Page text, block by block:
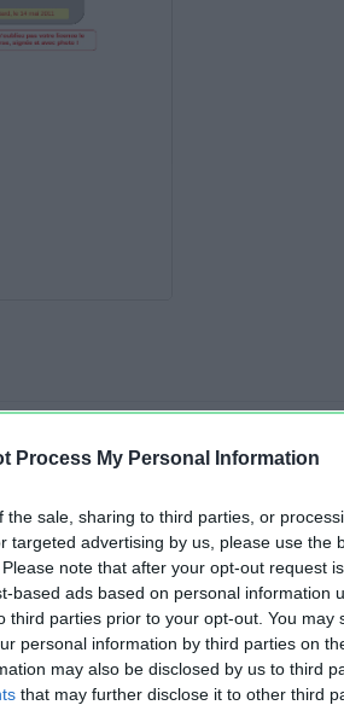
Process My Personal Information
the sale, sharing to third parties, or
targeted advertising by us, please use the
note that after your opt-out request
based ads based on personal information
third parties prior to your opt-out. You may
personal information by third parties on
may also be disclosed by us to third
that may further disclose it to other third